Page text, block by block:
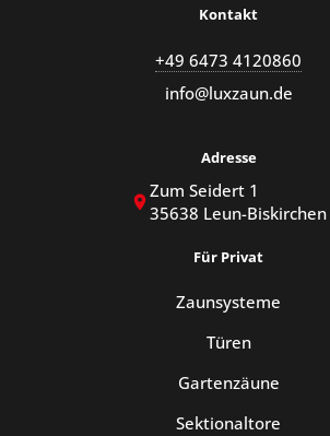
Kontakt
+49 6473 4120860
info@luxzaun.de
Adresse
Zum Seidert 1
35638 Leun-Biskirchen
Für Privat
Zaunsysteme
Türen
Gartenzäune
Sektionaltore